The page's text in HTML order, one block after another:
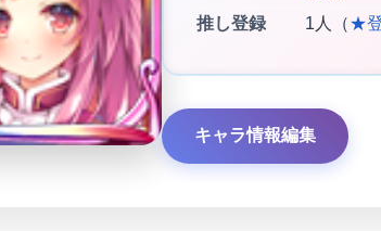
推し登録 1人（★
キャラ情報編集